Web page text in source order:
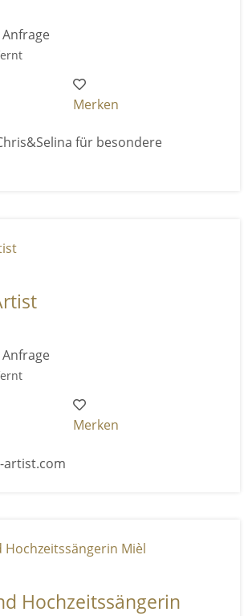
Anfrage
Merken
für besondere
Anfrage
Merken
artist.com
Hochzeitssängerin